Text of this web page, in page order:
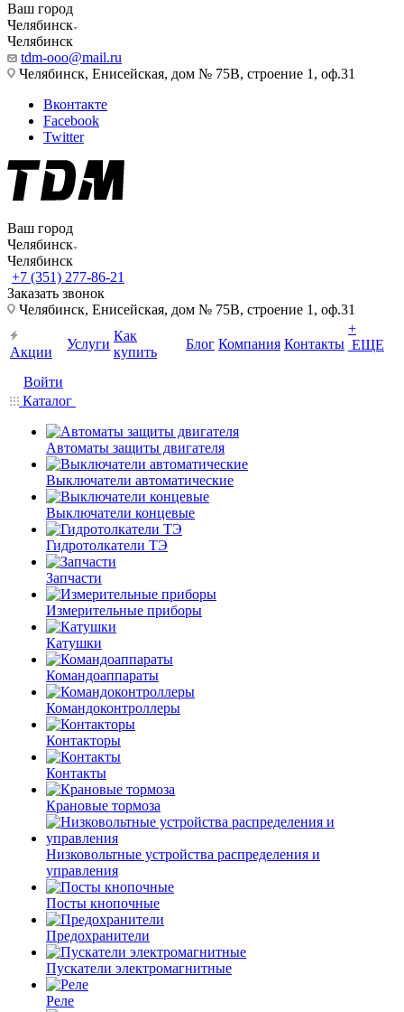
Ваш город
Челябинск
Челябинск
tdm-ooo@mail.ru
Челябинск, Енисейская, дом № 75В, строение 1, оф.31
Вконтакте
Facebook
Twitter
Ваш город
Челябинск
Челябинск
+7 (351) 277-86-21
Заказать звонок
Челябинск, Енисейская, дом № 75В, строение 1, оф.31
Акции
Услуги
Как
купить
Блог Компания Контакты
+
ЕЩЕ
Войти
Каталог
Автоматы защиты двигателя
Выключатели автоматические
Выключатели концевые
Гидротолкатели ТЭ
Запчасти
Измерительные приборы
Катушки
Командоаппараты
Командоконтроллеры
Контакторы
Контакты
Крановые тормоза
Низковольтные устройства распределения и
управления
Посты кнопочные
Предохранители
Пускатели электромагнитные
Реле